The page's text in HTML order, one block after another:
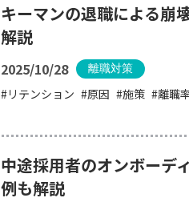
キーマンの退職による崩
解説
2025/10/28 離職対策
リテンション 原因 施策 離職
中途採用者のオンボーデ
例も解説